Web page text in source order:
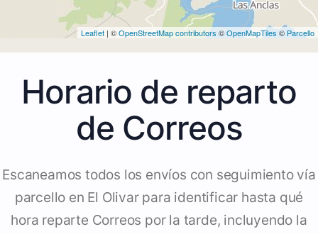
Leaflet | ©OpenStreetMap contributors ©OpenMapTiles© Parcello
Horario de reparto
de Correos
Escaneamos todos los envíos con seguimiento vía
parcello en El Olivar para identificar hasta qué
hora reparte Correos por la tarde, incluyendo la